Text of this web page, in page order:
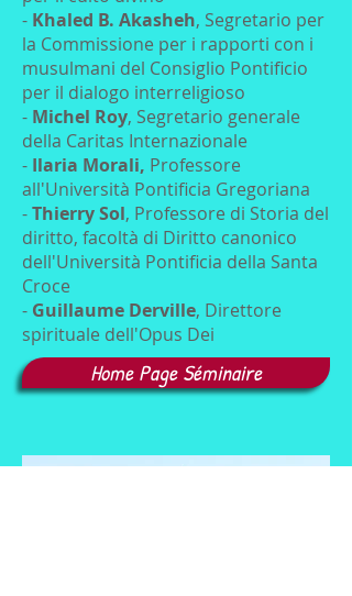
- Khaled B. Akasheh, Segretario per
la Commissione per i rapporti con i
musulmani del Consiglio Pontificio
per il dialogo interreligioso
- Michel Roy, Segretario generale
della Caritas Internazionale
- Ilaria Morali, Professore
all'Università Pontificia Gregoriana
-Thierry Sol, Professore di Storia del
diritto, facoltà di Diritto canonico
dell'Università Pontificia della Santa
Croce
- Guillaume Derville, Direttore
spirituale dell'Opus Dei
Home Page Séminaire